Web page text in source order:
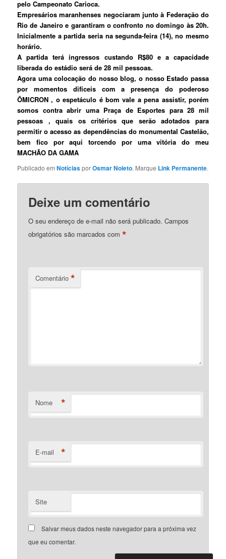
pelo Campeonato Carioca.
Empresários maranhenses negociaram junto à Federação do
Rio de Janeiro e garantiram o confronto no domingo às 20h.
Inicialmente a partida seria na segunda-feira (14), no mesmo
horário.
A partida terá ingressos custando R$80 e a capacidade
liberada do estádio será de 28 mil pessoas.
Agora uma colocação do nosso blog, o nosso Estado passa
por momentos difíceis com a presença do poderoso
ÕMICRON , o espetáculo é bom vale a pena assistir, porém
somos contra abrir uma Praça de Esportes para 28 mil
pessoas , quais os critérios que serão adotados para
permitir o acesso as dependências do monumental Castelão,
bem fico por aqui torcendo por uma vitória do meu
MACHÃO DA GAMA
Publicado emNotíciasporOsmar Noleto. Marque Link Permanente.
Deixe um comentário
O seu endereço de e-mail não será publicado. Campos
obrigatórios são marcados com*
Comentário *
Nome *
E-mail *
Site
Salvar meus dados neste navegador para a próxima vez
que eu comentar.